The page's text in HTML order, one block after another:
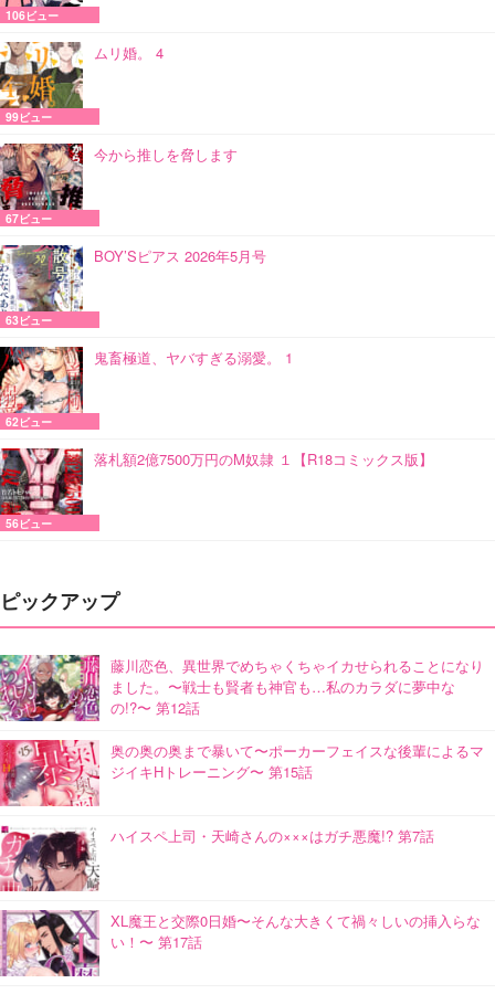
106ビュー
ムリ婚。 4
99ビュー
今から推しを脅します
67ビュー
BOY’Sピアス 2026年5月号
63ビュー
鬼畜極道、ヤバすぎる溺愛。 1
62ビュー
落札額2億7500万円のM奴隷 １【R18コミックス版】
56ビュー
ピックアップ
藤川恋色、異世界でめちゃくちゃイカせられることになり
ました。〜戦士も賢者も神官も…私のカラダに夢中な
の!?〜 第12話
奥の奥の奥まで暴いて〜ポーカーフェイスな後輩によるマ
ジイキHトレーニング〜 第15話
ハイスペ上司・天崎さんの×××はガチ悪魔!? 第7話
XL魔王と交際0日婚〜そんな大きくて禍々しいの挿入らな
い！〜 第17話